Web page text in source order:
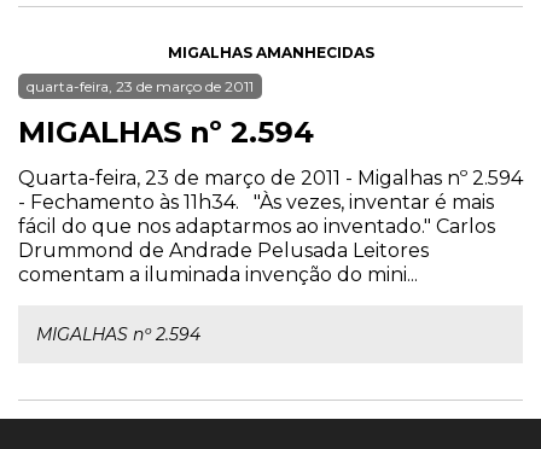
MIGALHAS AMANHECIDAS
quarta-feira, 23 de março de 2011
MIGALHAS nº 2.594
Quarta-feira, 23 de março de 2011 - Migalhas nº 2.594
- Fechamento às 11h34. "Às vezes, inventar é mais
fácil do que nos adaptarmos ao inventado." Carlos
Drummond de Andrade Pelusada Leitores
comentam a iluminada invenção do mini...
MIGALHAS nº 2.594